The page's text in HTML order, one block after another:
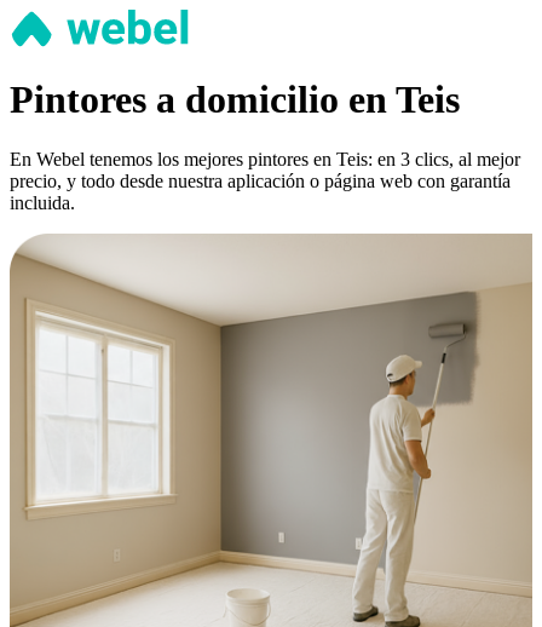
Pintores a domicilio en Teis
En Webel tenemos los mejores pintores en Teis: en 3 clics, al mejor
precio, y todo desde nuestra aplicación o página web con garantía
incluida.